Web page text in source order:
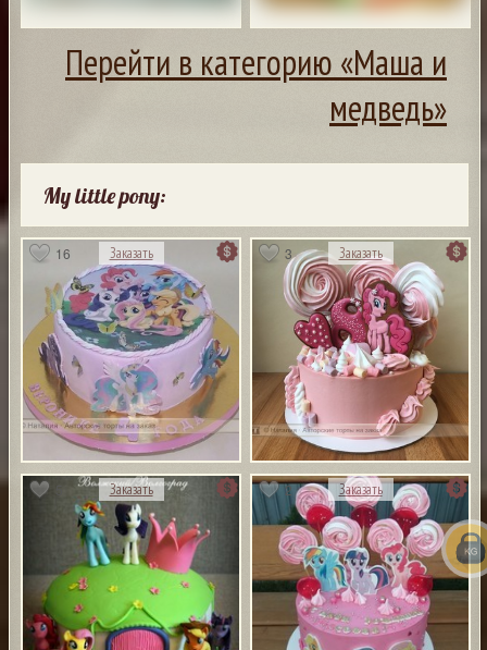
Перейти в категорию «Маша и
медведь»
My little pony:
16 Заказать 3 Заказать
Заказать 2 Заказать